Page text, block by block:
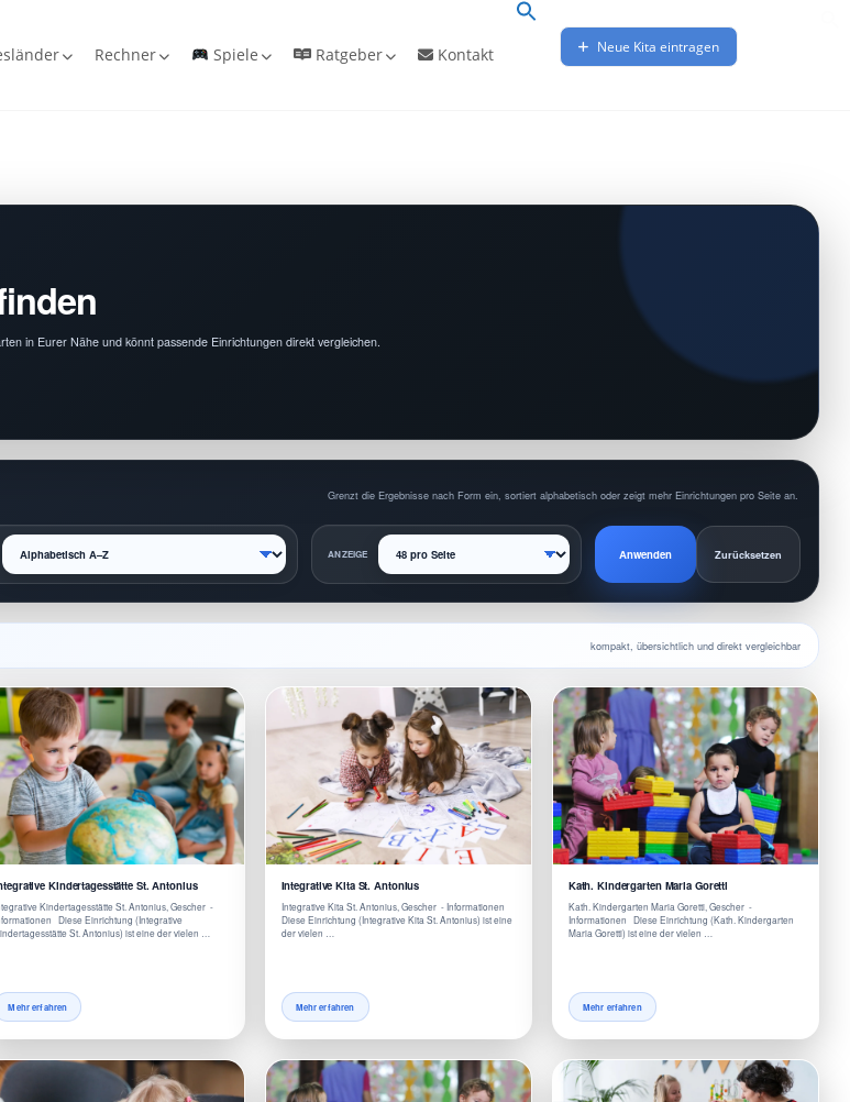
Rechner Spiele Ratgeber Kontakt Neue Kita eintragen
in Eurer Nähe und könnt passende Einrichtungen direkt vergleichen.
Grenzt die Ergebnisse nach Form ein, sortiert alphabetisch oder zeigt mehr Einrichtungen pro Seite an.
ANZEIGE Anwenden Zurücksetzen
kompakt, übersichtlich und direkt vergleichbar
Kindertagesstätte St. Antonius
Kindertagesstätte St. Antonius, Gescher -
Diese Einrichtung (Integrative
St. Antonius) ist eine der vielen …
Mehr erfahren
Integrative Kita St. Antonius
Integrative Kita St. Antonius, Gescher - Informationen
Diese Einrichtung (Integrative Kita St. Antonius) ist eine
der vielen …
Mehr erfahren
Kath. Kindergarten Maria Goretti
Kath. Kindergarten Maria Goretti, Gescher -
Informationen Diese Einrichtung (Kath. Kindergarten
Maria Goretti) ist eine der vielen …
Mehr erfahren